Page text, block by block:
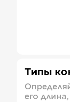
Типы
его